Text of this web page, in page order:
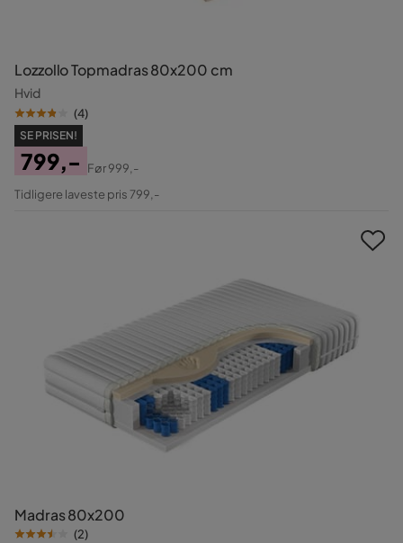
Lozzollo Topmadras 80x200 cm
Hvid
(4)
SE PRISEN!
Pris
799,-
Original
Før999,-
Tidligere laveste pris 799,-
Madras 80x200
(2)